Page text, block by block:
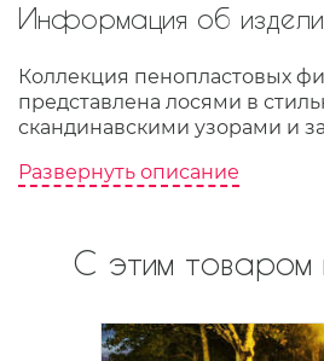
Информация об
Коллекция пенопластовых
представлена лосями в
скандинавскими узорами и
Развернуть описание
С этим товаром